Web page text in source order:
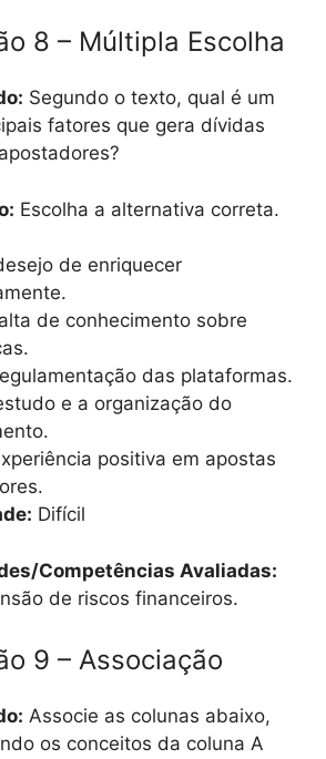
8 – Múltipla Escolha
Segundo o texto, qual é um
fatores que gera dívidas
Escolha a alternativa correta.
de enriquecer
de conhecimento sobre
das plataformas.
e a organização do
positiva em apostas
Difícil
Competências Avaliadas:
de riscos financeiros.
9 – Associação
Associe as colunas abaixo,
os conceitos da coluna A